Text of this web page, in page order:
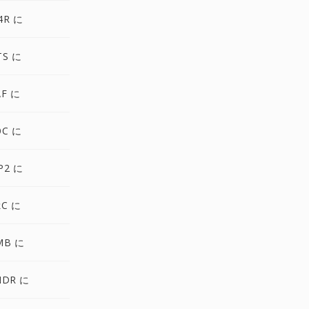
に
に
に
に
に
に
に
に